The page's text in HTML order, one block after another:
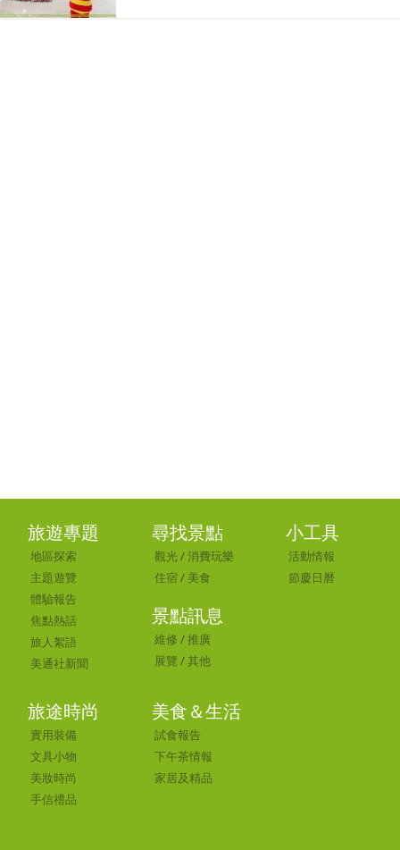
旅遊專題
地區探索
主題遊覽
體驗報告
焦點熱話
旅人絮語
美通社新聞
尋找景點
觀光 /消費玩樂
住宿 / 美食
景點訊息
維修 /推廣
展覽 /其他
小工具
活動情報
節慶日曆
旅途時尚
實用裝備
文具小物
美妝時尚
手信禮品
美食＆生活
試食報告
下午茶情報
家居及精品